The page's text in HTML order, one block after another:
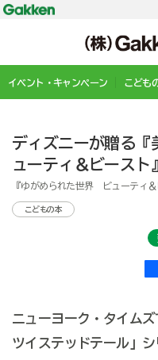
イベント・キャンペーン こども
ディズニーが贈る『
ューティ＆ビースト
『ゆがめられた世界 ビューティ
こどもの本
ニューヨーク・タイム
ツイステッドテール」